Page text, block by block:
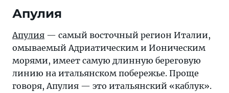
Апулия
Апулия — самый восточный регион Италии,
омываемый Адриатическим и Ионическим
морями, имеет самую длинную береговую
линию на итальянском побережье. Проще
говоря, Апулия — это итальянский «каблук».